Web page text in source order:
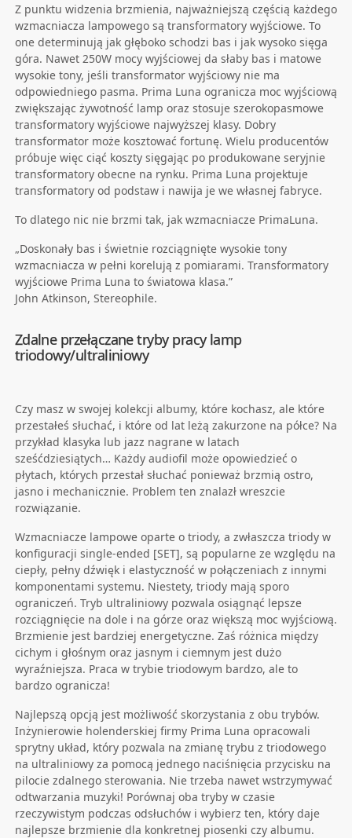
Z punktu widzenia brzmienia, najważniejszą częścią każdego
wzmacniacza lampowego są transformatory wyjściowe. To
one determinują jak głęboko schodzi bas i jak wysoko sięga
góra. Nawet 250W mocy wyjściowej da słaby bas i matowe
wysokie tony, jeśli transformator wyjściowy nie ma
odpowiedniego pasma. Prima Luna ogranicza moc wyjściową
zwiększając żywotność lamp oraz stosuje szerokopasmowe
transformatory wyjściowe najwyższej klasy. Dobry
transformator może kosztować fortunę. Wielu producentów
próbuje więc ciąć koszty sięgając po produkowane seryjnie
transformatory obecne na rynku. Prima Luna projektuje
transformatory od podstaw i nawija je we własnej fabryce.
To dlatego nic nie brzmi tak, jak wzmacniacze PrimaLuna.
„Doskonały bas i świetnie rozciągnięte wysokie tony
wzmacniacza w pełni korelują z pomiarami. Transformatory
wyjściowe Prima Luna to światowa klasa.”
John Atkinson, Stereophile.
Zdalne przełączane tryby pracy lamp
triodowy/ultraliniowy
Czy masz w swojej kolekcji albumy, które kochasz, ale które
przestałeś słuchać, i które od lat leżą zakurzone na półce? Na
przykład klasyka lub jazz nagrane w latach
sześćdziesiątych… Każdy audiofil może opowiedzieć o
płytach, których przestał słuchać ponieważ brzmią ostro,
jasno i mechanicznie. Problem ten znalazł wreszcie
rozwiązanie.
Wzmacniacze lampowe oparte o triody, a zwłaszcza triody w
konfiguracji single-ended [SET], są popularne ze względu na
ciepły, pełny dźwięk i elastyczność w połączeniach z innymi
komponentami systemu. Niestety, triody mają sporo
ograniczeń. Tryb ultraliniowy pozwala osiągnąć lepsze
rozciągnięcie na dole i na górze oraz większą moc wyjściową.
Brzmienie jest bardziej energetyczne. Zaś różnica między
cichym i głośnym oraz jasnym i ciemnym jest dużo
wyraźniejsza. Praca w trybie triodowym bardzo, ale to
bardzo ogranicza!
Najlepszą opcją jest możliwość skorzystania z obu trybów.
Inżynierowie holenderskiej firmy Prima Luna opracowali
sprytny układ, który pozwala na zmianę trybu z triodowego
na ultraliniowy za pomocą jednego naciśnięcia przycisku na
pilocie zdalnego sterowania. Nie trzeba nawet wstrzymywać
odtwarzania muzyki! Porównaj oba tryby w czasie
rzeczywistym podczas odsłuchów i wybierz ten, który daje
najlepsze brzmienie dla konkretnej piosenki czy albumu.